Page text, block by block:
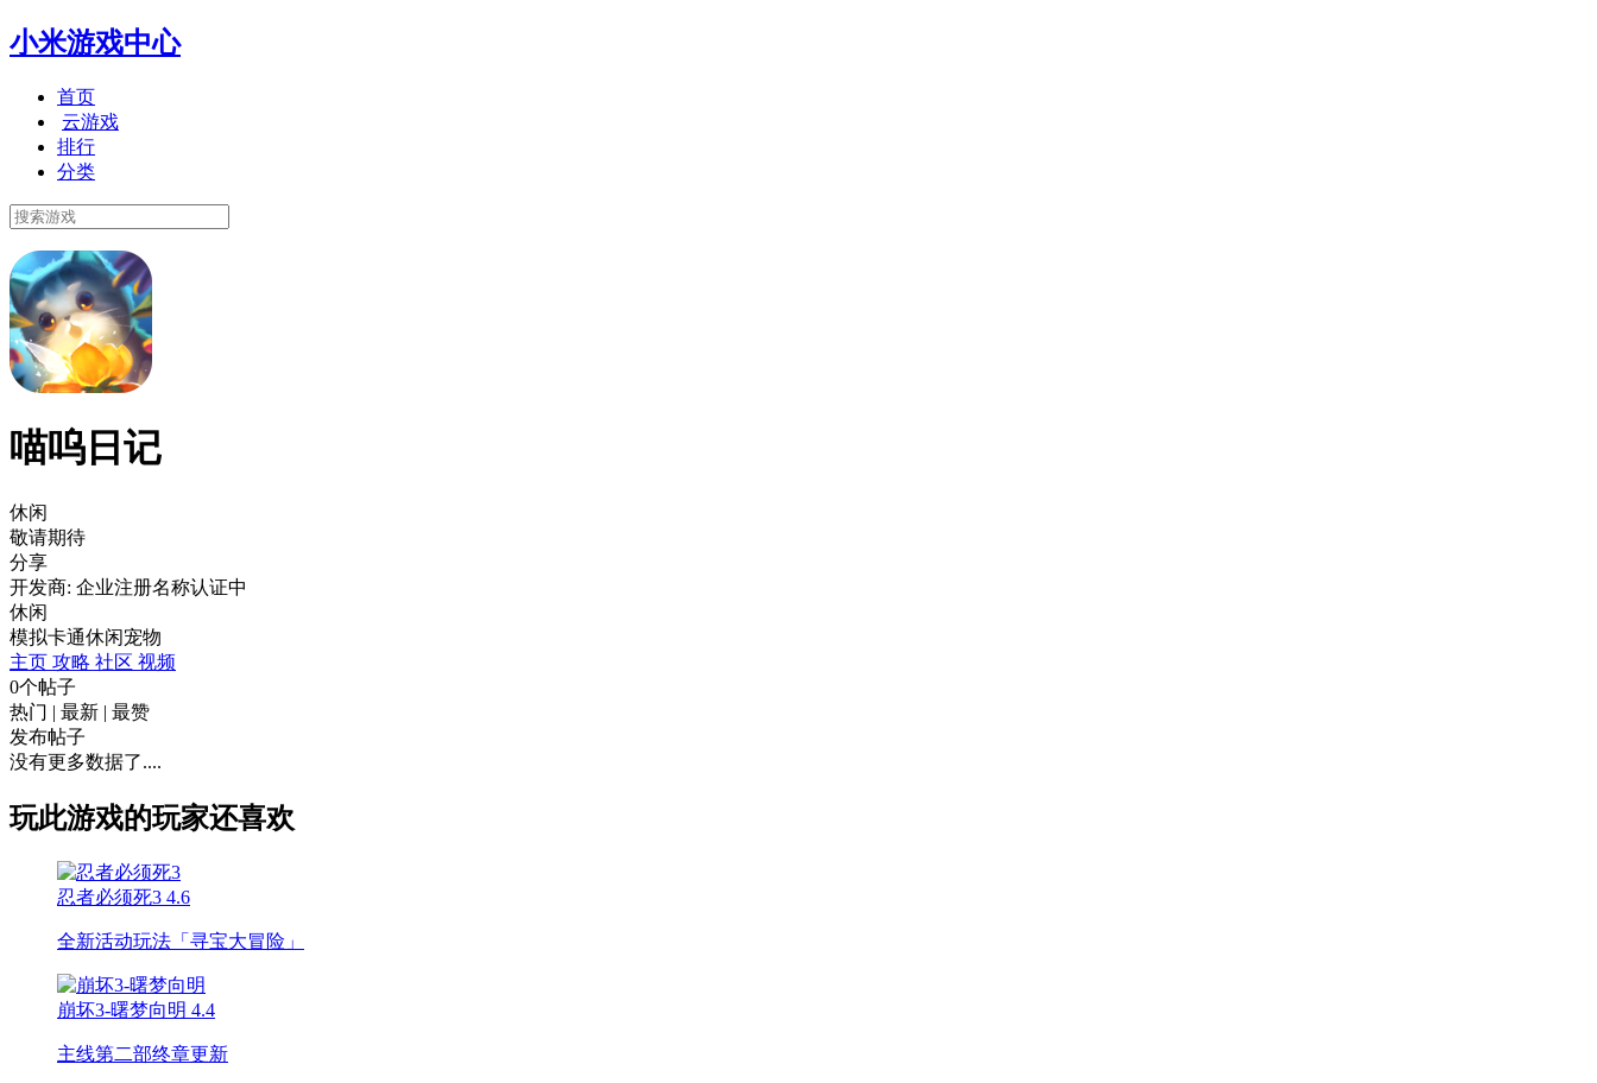
小米游戏中心
首页
云游戏
排行
分类
喵呜日记
休闲
敬请期待
分享
开发商: 企业注册名称认证中
休闲
模拟卡通休闲宠物
主页 攻略 社区 视频
0个帖子
热门 | 最新 | 最赞
发布帖子
没有更多数据了....
玩此游戏的玩家还喜欢
忍者必须死3 4.6
全新活动玩法「寻宝大冒险」
崩坏3-曙梦向明 4.4
主线第二部终章更新